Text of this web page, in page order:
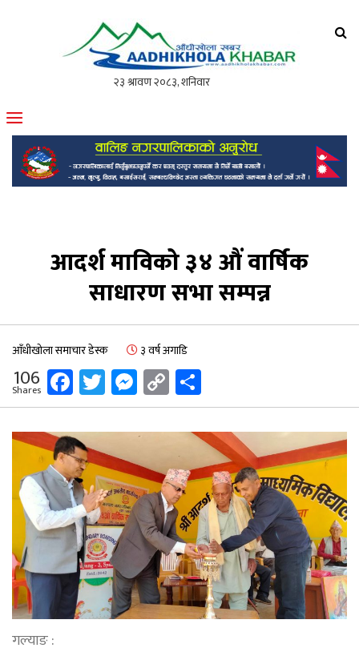
मोफसलकै लोकप्रिय अनलाइन पत्रिका
आदर्श माविको ३४ औं वार्षिक
साधारण सभा सम्पन्न
आँधीखोला समाचार डेस्क ३ वर्ष अगाडि
106
Shares Facebook
Twitter
Messenger
Copy
Link
गल्याङ :